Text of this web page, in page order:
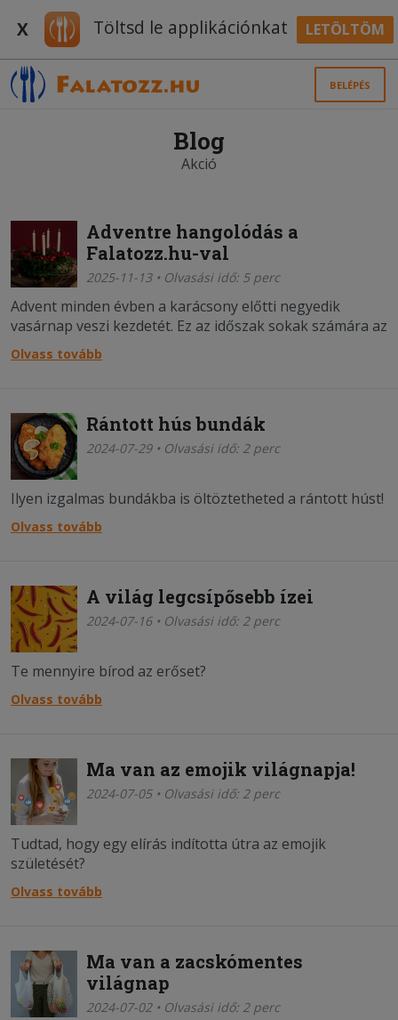
X Töltsd le applikációnkat LETÖLTÖM
BELÉPÉS
Blog
Akció
Adventre hangolódás a
Falatozz.hu-val
2025-11-13 • Olvasási idő: 5 perc
Advent minden évben a karácsony előtti negyedik
vasárnap veszi kezdetét. Ez az időszak sokak számára az
év egyik legkedvesebb része: négy hét, amely átvezet az
őszi szürkeségből a meghitt, fényekkel teli decemberbe.
Olvass tovább
Rántott hús bundák
2024-07-29 • Olvasási idő: 2 perc
Ilyen izgalmas bundákba is öltöztetheted a rántott húst!
Olvass tovább
A világ legcsípősebb ízei
2024-07-16 • Olvasási idő: 2 perc
Te mennyire bírod az erőset?
Olvass tovább
Ma van az emojik világnapja!
2024-07-05 • Olvasási idő: 2 perc
Tudtad, hogy egy elírás indította útra az emojik
születését?
Olvass tovább
Ma van a zacskómentes
világnap
2024-07-02 • Olvasási idő: 2 perc